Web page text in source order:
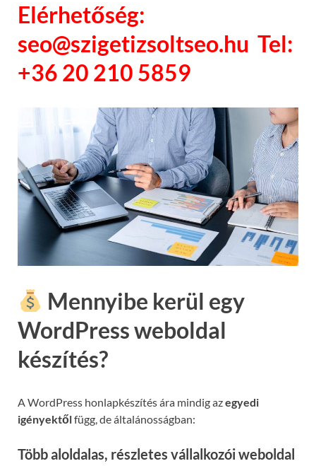
Elérhetőség:
seo@szigetizsoltseo.hu Tel:
+36 20 210 5859
Mennyibe kerül egy
WordPress weboldal
készítés?
A WordPress honlapkészítés ára mindig azegyedi
igényektőlfügg, de általánosságban:
Több aloldalas, részletes vállalkozói weboldal